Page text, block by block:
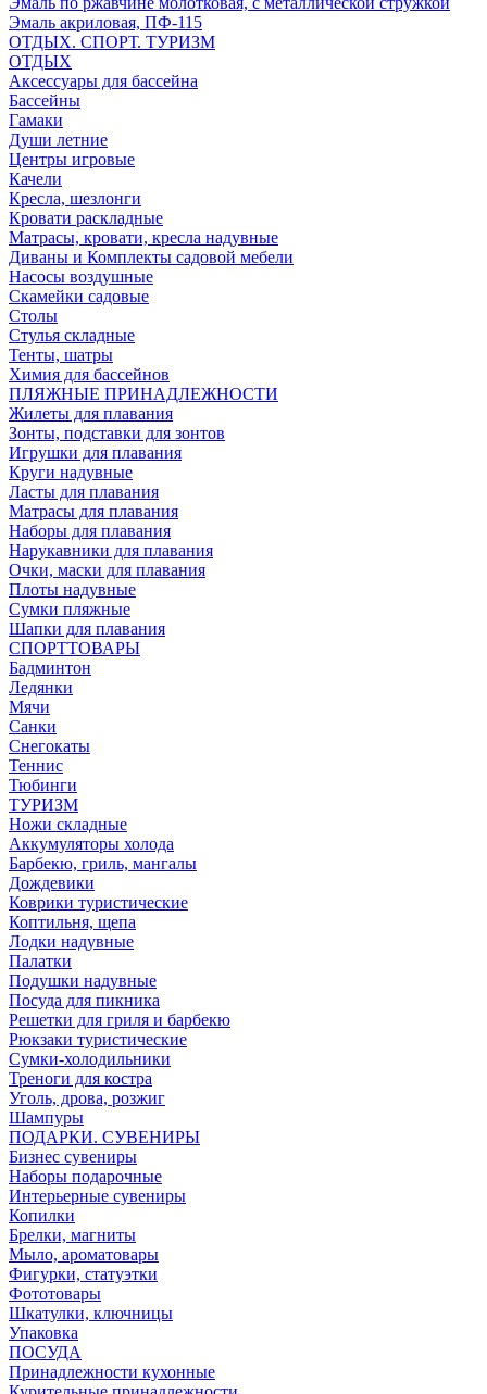
Эмаль акриловая, ПФ-115
ОТДЫХ. СПОРТ. ТУРИЗМ
ОТДЫХ
Аксессуары для бассейна
Бассейны
Гамаки
Души летние
Центры игровые
Качели
Кресла, шезлонги
Кровати раскладные
Матрасы, кровати, кресла надувные
Диваны и Комплекты садовой мебели
Насосы воздушные
Скамейки садовые
Столы
Стулья складные
Тенты, шатры
Химия для бассейнов
ПЛЯЖНЫЕ ПРИНАДЛЕЖНОСТИ
Жилеты для плавания
Зонты, подставки для зонтов
Игрушки для плавания
Круги надувные
Ласты для плавания
Матрасы для плавания
Наборы для плавания
Нарукавники для плавания
Очки, маски для плавания
Плоты надувные
Сумки пляжные
Шапки для плавания
СПОРТТОВАРЫ
Бадминтон
Ледянки
Мячи
Санки
Снегокаты
Теннис
Тюбинги
ТУРИЗМ
Ножи складные
Аккумуляторы холода
Барбекю, гриль, мангалы
Дождевики
Коврики туристические
Коптильня, щепа
Лодки надувные
Палатки
Подушки надувные
Посуда для пикника
Решетки для гриля и барбекю
Рюкзаки туристические
Сумки-холодильники
Треноги для костра
Уголь, дрова, розжиг
Шампуры
ПОДАРКИ. СУВЕНИРЫ
Бизнес сувениры
Наборы подарочные
Интерьерные сувениры
Копилки
Брелки, магниты
Мыло, ароматовары
Фигурки, статуэтки
Фототовары
Шкатулки, ключницы
Упаковка
ПОСУДА
Принадлежности кухонные